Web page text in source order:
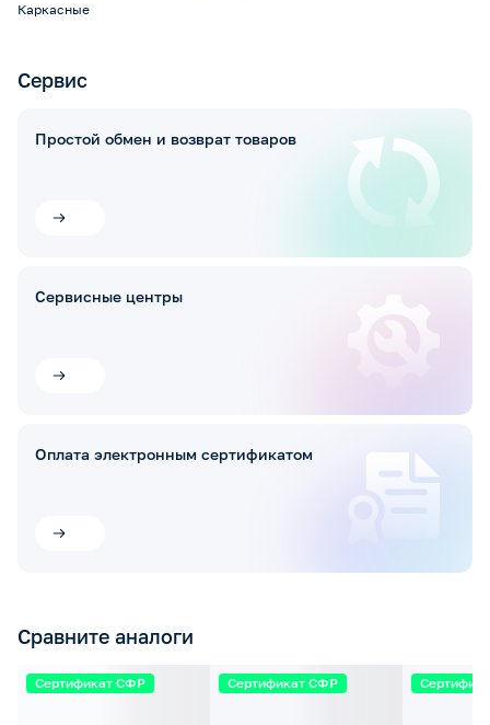
Каркасные
Сервис
Простой обмен и возврат товаров
Сервисные центры
Оплата электронным сертификатом
Сравните аналоги
Сертификат СФР Сертификат СФР